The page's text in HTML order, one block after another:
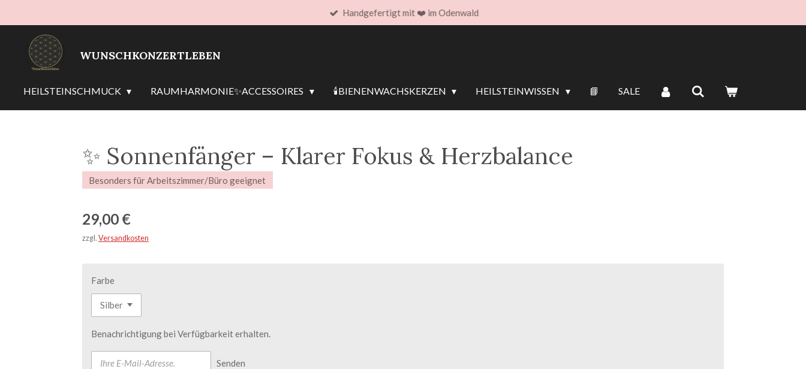
springen
Handgefertigt mit ❤️ im Odenwald
WUNSCHKONZERTLEBEN
HEILSTEINSCHMUCK RAUMHARMONIE✨ACCESSOIRES 🕯️BIENENWACHSKERZEN HEILSTEINWISSEN 📘 SALE
✨ Sonnenfänger – Klarer Fokus & Herzbalance
Besonders für Arbeitszimmer/Büro geeignet
29,00 €
zzgl. Versandkosten
Farbe
Benachrichtigung bei Verfügbarkeit erhalten.
Senden